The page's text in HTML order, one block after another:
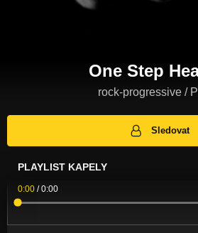
One Step
rock-progressive /
Sledovat
PLAYLIST KAPELY
0:00 /0:00